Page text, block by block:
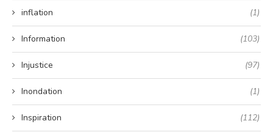
inflation (1)
Information (103)
Injustice (97)
Inondation (1)
Inspiration (112)